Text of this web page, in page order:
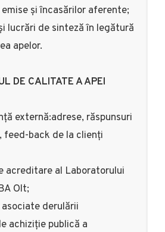
și încasărilor aferente;
lucrări de sinteză în legătură
apelor.
DE CALITATE A APEI
externă:adrese, răspunsuri
feed-back de la clienți
acreditare al Laboratorului
Olt;
derulării
achiziție publică a